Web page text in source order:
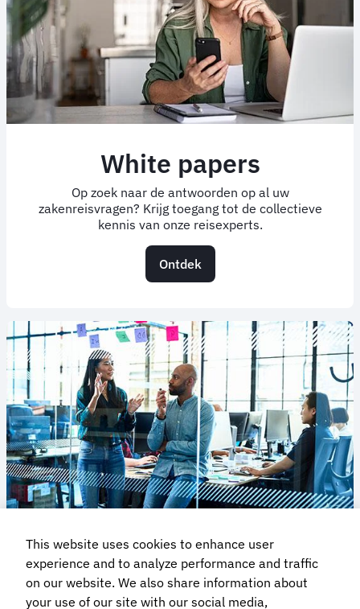
White papers
Op zoek naar de antwoorden op al uw
zakenreisvragen? Krijg toegang tot de collectieve
kennis van onze reisexperts.
Ontdek
Ontwikkelingen
Wilt u op de hoogte blijven van alles wat met
reizen te maken heeft? Lees onze blogs, artikelen,
This website uses cookies to enhance user
experience and to analyze performance and traffic
on our website. We also share information about
your use of our site with our social media,